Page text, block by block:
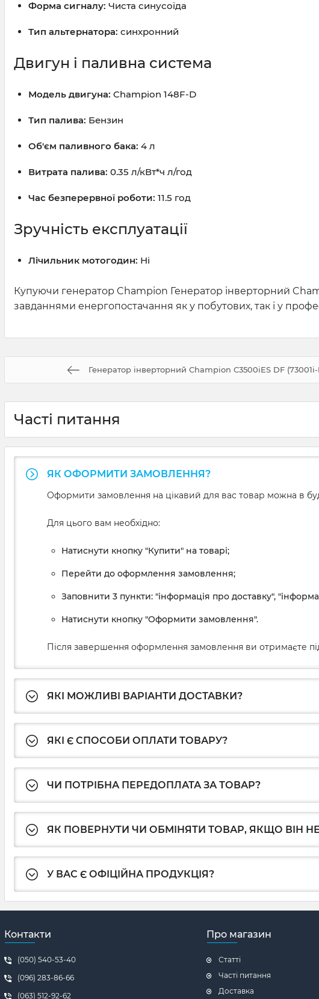
Форма сигналу: Чиста синусоїда
Тип альтернатора: синхронний
Двигун і паливна система
Модель двигуна: Champion 148F-D
Тип палива: Бензин
Об'єм паливного бака: 4 л
Витрата палива: 0.35 л/кВт*ч л/год
Час безперервної роботи: 11.5 год
Зручність експлуатації
Лічильник мотогодин: Ні
Купуючи генератор Champion Генератор інверторний
завданнями енергопостачання як у побутових, так і у
Генератор інверторний Champion C3500iES DF (73001i-
Часті питання
ЯК ОФОРМИТИ ЗАМОВЛЕННЯ?
Оформити замовлення на цікавий для вас товар можна в
Для цього вам необхідно:
Натиснути кнопку "Купити" на товарі;
Перейти до оформлення замовлення;
Заповнити 3 пункти: "інформація про доставку",
Натиснути кнопку "Оформити замовлення".
Після завершення оформлення замовлення ви отримаєте
ЯКІ МОЖЛИВІ ВАРІАНТИ ДОСТАВКИ?
ЯКІ Є СПОСОБИ ОПЛАТИ ТОВАРУ?
ЧИ ПОТРІБНА ПЕРЕДОПЛАТА ЗА ТОВАР?
ЯК ПОВЕРНУТИ ЧИ ОБМІНЯТИ ТОВАР, ЯКЩО ВІН
У ВАС Є ОФІЦІЙНА ПРОДУКЦІЯ?
Контакти
(050) 540-53-40
(096) 283-86-66
(063) 512-92-62
Про магазин
Статті
Часті питання
Доставка